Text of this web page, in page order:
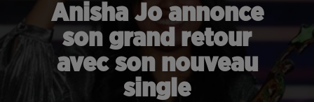
Anisha Jo annonce
son grand retour
avec son nouveau
single